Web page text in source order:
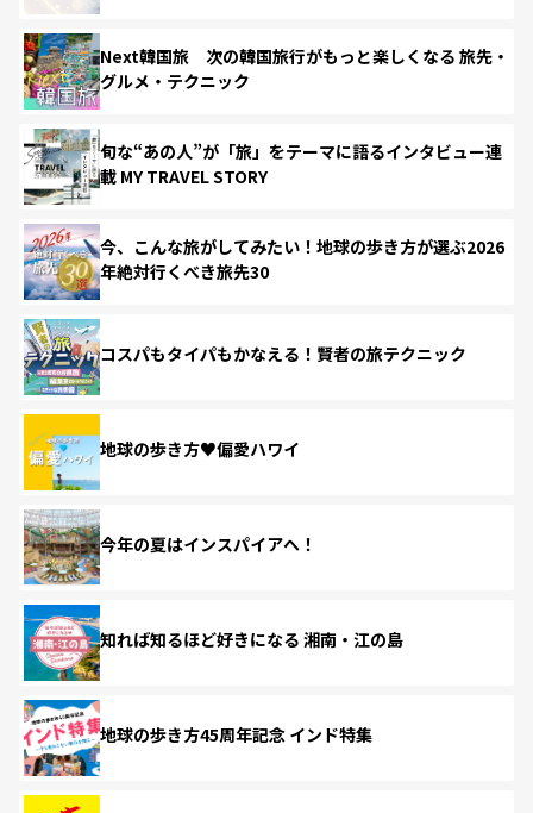
Next韓国旅 次の韓国旅行がもっと楽しくなる 旅先・
グルメ・テクニック
旬な“あの人”が「旅」をテーマに語るインタビュー連
載 MY TRAVEL STORY
今、こんな旅がしてみたい！地球の歩き方が選ぶ2026
年絶対行くべき旅先30
コスパもタイパもかなえる！賢者の旅テクニック
地球の歩き方♥偏愛ハワイ
今年の夏はインスパイアへ！
知れば知るほど好きになる 湘南・江の島
地球の歩き方45周年記念 インド特集